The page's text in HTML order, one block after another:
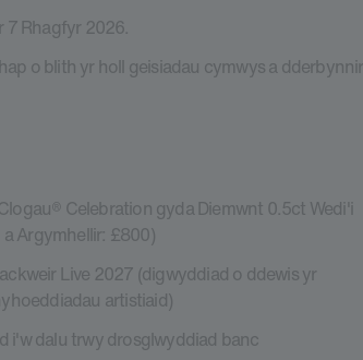
Rhagfyr 2026.
o blith yr holl geisiadau cymwys a dderbynnir
Celebration gyda Diemwnt 0.5ct Wedi'i
Argymhellir: £800)
Live 2027 (digwyddiad o ddewis yr
artistiaid)
i'w dalu trwy drosglwyddiad banc